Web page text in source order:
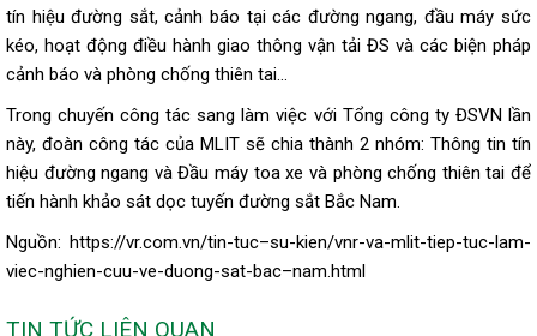
tín hiệu đường sắt, cảnh báo tại các đường ngang, đầu máy sức
kéo, hoạt động điều hành giao thông vận tải ĐS và các biện pháp
cảnh báo và phòng chống thiên tai…
Trong chuyến công tác sang làm việc với Tổng công ty ĐSVN lần
này, đoàn công tác của MLIT sẽ chia thành 2 nhóm: Thông tin tín
hiệu đường ngang và Đầu máy toa xe và phòng chống thiên tai để
tiến hành khảo sát dọc tuyến đường sắt Bắc Nam.
Nguồn: https://vr.com.vn/tin-tuc–su-kien/vnr-va-mlit-tiep-tuc-lam-
viec-nghien-cuu-ve-duong-sat-bac–nam.html
TIN TỨC LIÊN QUAN